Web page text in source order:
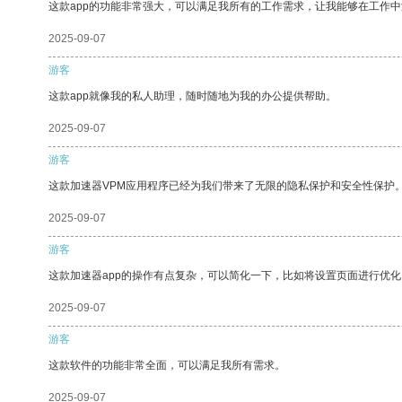
这款app的功能非常强大，可以满足我所有的工作需求，让我能够在工作中
2025-09-07
游客
这款app就像我的私人助理，随时随地为我的办公提供帮助。
2025-09-07
游客
这款加速器VPM应用程序已经为我们带来了无限的隐私保护和安全性保护。
2025-09-07
游客
这款加速器app的操作有点复杂，可以简化一下，比如将设置页面进行优化
2025-09-07
游客
这款软件的功能非常全面，可以满足我所有需求。
2025-09-07